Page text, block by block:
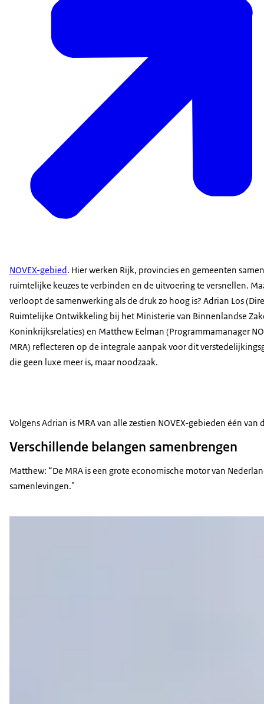
NOVEX-gebied. Hier werken Rijk, provincies en gemeenten
ruimtelijke keuzes te verbinden en de uitvoering te versnellen.
verloopt de samenwerking als de druk zo hoog is? Adrian Los
Ruimtelijke Ontwikkeling bij het Ministerie van Binnenlandse
Koninkrijksrelaties) en Matthew Eelman (Programmamanager
MRA) reflecteren op de integrale aanpak voor dit
die geen luxe meer is, maar noodzaak.
Volgens Adrian is MRA van alle zestien NOVEX-gebieden één
Verschillende belangen samenbrengen
Matthew: “De MRA is een grote economische motor van
samenlevingen."